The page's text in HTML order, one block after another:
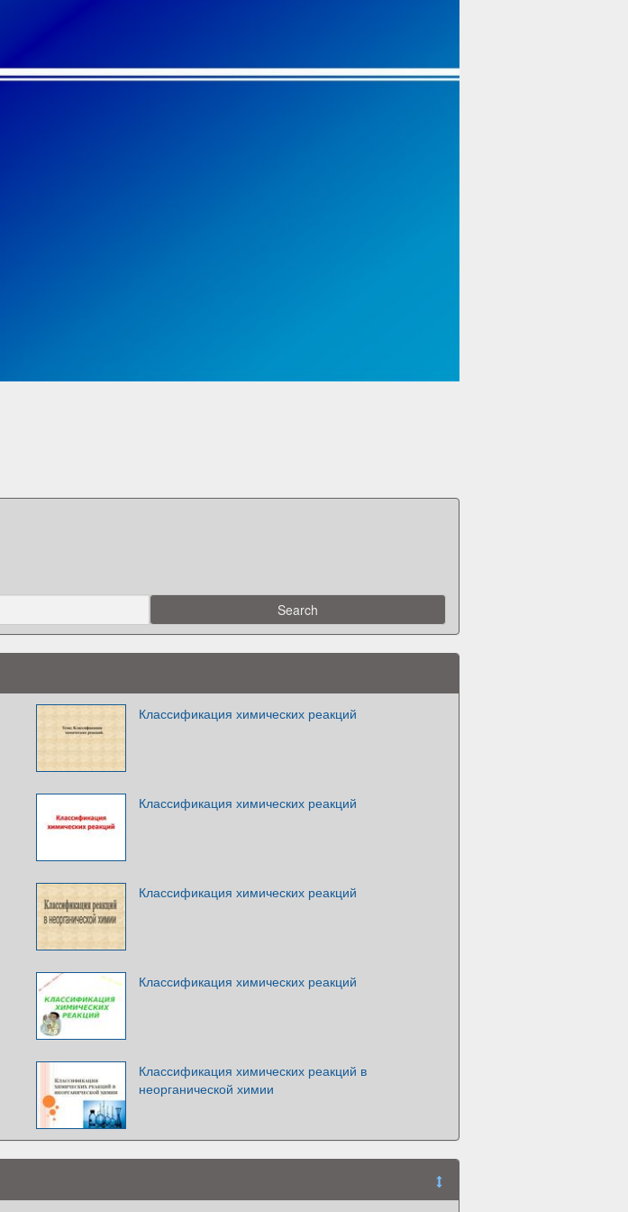
Классификация химических реакций
Классификация химических реакций
Классификация химических реакций
Классификация химических реакций
Классификация химических реакций в
неорганической химии